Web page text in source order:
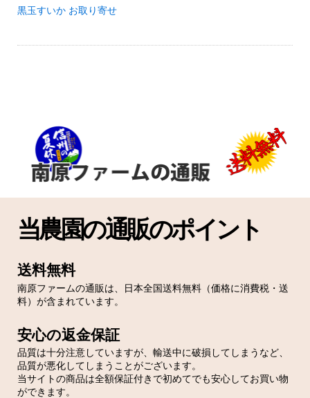
内祝い（結び切り）
用途：結婚祝いのお返し
黒玉すいか お取り寄せ
当農園の通販のポイント
送料無料
南原ファームの通販は、日本全国送料無料（価格に消費税・送
料）が含まれています。
安心の返金保証
品質は十分注意していますが、輸送中に破損してしまうなど、
品質が悪化してしまうことがございます。
当サイトの商品は全額保証付きで初めてでも安心してお買い物
ができます。